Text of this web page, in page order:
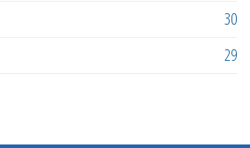
30
29